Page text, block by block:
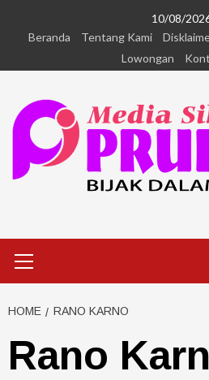
10/08/
Beranda
Tentang Kami
Lowongan
HOME RANO KARNO
Rano